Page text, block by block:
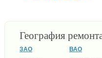
География
ЗАО ВАО